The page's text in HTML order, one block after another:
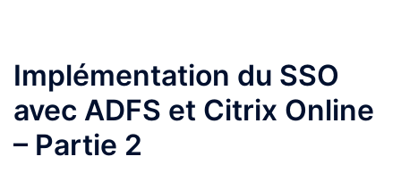
Implémentation du SSO
avec ADFS et Citrix Online
– Partie 2